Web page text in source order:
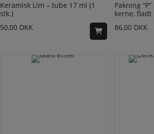
Keramisk Lim – tube 17 ml (1
stk.)
50,00 DKK
Pakning
kerne, fladt
86,00 DKK